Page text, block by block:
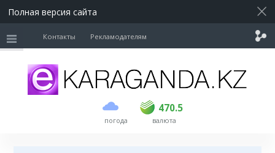
Полная версия сайта
Контакты Рекламодателям
погода
470.5
покупка продажа
USD 468.5 470.5
EUR валюта